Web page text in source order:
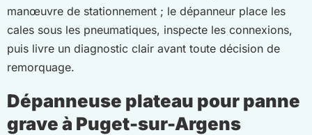
manœuvre de stationnement ; le dépanneur place les
cales sous les pneumatiques, inspecte les connexions,
puis livre un diagnostic clair avant toute décision de
remorquage.
Dépanneuse plateau pour panne
grave à Puget-sur-Argens